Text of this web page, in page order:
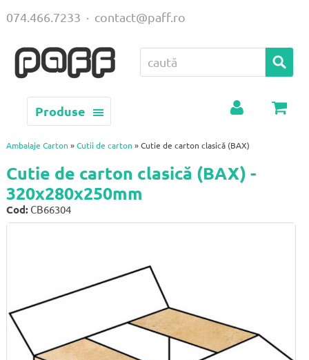
Produse
074.466.7233 · contact@paff.ro
Ambalaje Carton » Cutii de carton » Cutie de carton clasică (BAX)
Cutie de carton clasică (BAX) -
320x280x250mm
Cod: CB66304